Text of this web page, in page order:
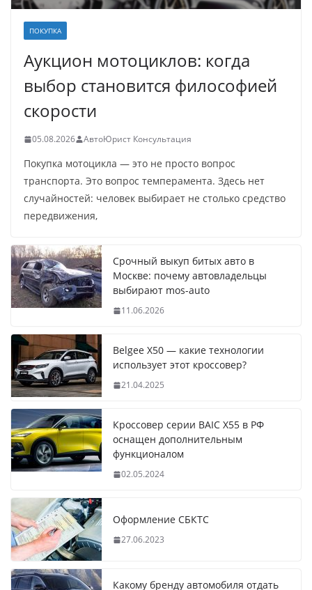
ПОКУПКА
Аукцион мотоциклов: когда
выбор становится философией
скорости
05.08.2026 АвтоЮрист Консультация
Покупка мотоцикла — это не просто вопрос
транспорта. Это вопрос темперамента. Здесь нет
случайностей: человек выбирает не столько средство
передвижения,
Срочный выкуп битых авто в
Москве: почему автовладельцы
выбирают mos-auto
11.06.2026
Belgee X50 — какие технологии
использует этот кроссовер?
21.04.2025
Кроссовер серии BAIC X55 в РФ
оснащен дополнительным
функционалом
02.05.2024
Оформление СБКТС
27.06.2023
Какому бренду автомобиля отдать